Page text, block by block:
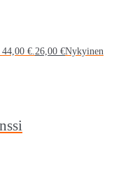
€.26,00 €Nykyinen